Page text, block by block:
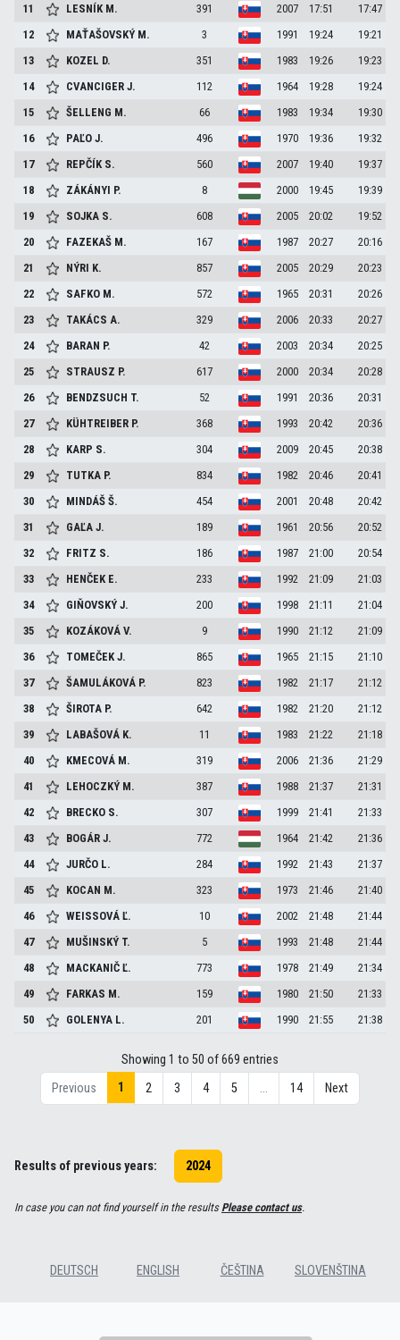
11
LESNÍK M. 391 2007 17:51
17:47
12
MAŤAŠOVSKÝ M. 3 1991 19:24
19:21
13
KOZEL D. 351 1983 19:26
19:23
14
CVANCIGERJ. 112 1964 19:28
19:24
15
ŠELLENG M. 66 1983 19:34
19:30
16
PAĽOJ. 496 1970 19:36
19:32
17
REPČÍK S. 560 2007 19:40
19:37
18
ZÁKÁNYI P. 8 2000 19:45
19:39
19
SOJKA S. 608 2005 20:02
19:52
20
FAZEKAŠ M. 167 1987 20:27
20:16
21
NÝRI K. 857 2005 20:29
20:23
22
SAFKO M. 572 1965 20:31
20:26
23
TAKÁCSA. 329 2006 20:33
20:27
24
BARAN P. 42 2003 20:34
20:25
25
STRAUSZ P. 617 2000 20:34
20:28
26
BENDZSUCH T. 52 1991 20:36
20:31
27
KÜHTREIBER P. 368 1993 20:42
20:36
28
KARP S. 304 2009 20:45
20:38
29
TUTKA P. 834 1982 20:46
20:41
30
MINDÁŠŠ. 454 2001 20:48
20:42
31
GAĽAJ. 189 1961 20:56
20:52
32
FRITZ S. 186 1987 21:00
20:54
33
HENČEK E. 233 1992 21:09
21:03
34
GIŇOVSKÝJ. 200 1998 21:11
21:04
35
KOZÁKOVÁV. 9 1990 21:12
21:09
36
TOMEČEKJ. 865 1965 21:15
21:10
37
ŠAMULÁKOVÁ P. 823 1982 21:17
21:12
38
ŠIROTA P. 642 1982 21:20
21:12
39
LABAŠOVÁ K. 11 1983 21:22
21:18
40
KMECOVÁ M. 319 2006 21:36
21:29
41
LEHOCZKÝ M. 387 1988 21:37
21:31
42
BRECKO S. 307 1999 21:41
21:33
43
BOGÁRJ. 772 1964 21:42
21:36
44
JURČO L. 284 1992 21:43
21:37
45
KOCAN M. 323 1973 21:46
21:40
46
WEISSOVÁĽ. 10 2002 21:48
21:44
47
MUŠINSKÝ T. 5 1993 21:48
21:44
48
MACKANIČĽ. 773 1978 21:49
21:34
49
FARKAS M. 159 1980 21:50
21:33
50
GOLENYA L. 201 1990 21:55 21:38
Showing 1 to 50 of 669 entries
Previous
1 2 3 4 5 … 14 Next
Results of previous years: 2024
In case you can not find yourself in the resultsPlease contact us.
DEUTSCH ENGLISH ČEŠTINA SLOVENŠTINA